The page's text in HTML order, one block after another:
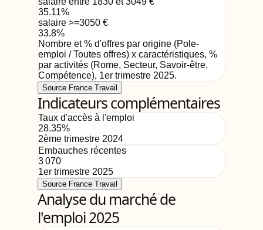
35.11%
salaire >=3050 €
33.8%
Nombre et % d'offres par origine (Pole-
emploi / Toutes offres) x caractéristiques, %
par activités (Rome, Secteur, Savoir-être,
Compétence), 1er trimestre 2025.
Source France Travail
Indicateurs complémentaires
Taux d'accès à l'emploi
28.35%
2ème trimestre 2024
Embauches récentes
3 070
1er trimestre 2025
Source France Travail
Analyse du marché de
l'emploi 2025